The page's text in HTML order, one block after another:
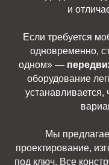
и
Если требуется
одновременно,
одном» —
оборудование
устанавливается,
Мы
проектирование,
под ключ. Все